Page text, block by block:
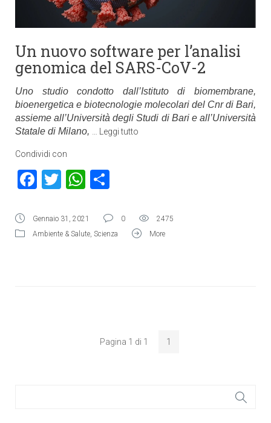
Un nuovo software per l’analisi
genomica del SARS-CoV-2
Uno studio condotto dall’Istituto di biomembrane,
bioenergetica e biotecnologie molecolari del Cnr di Bari,
assieme all’Università degli Studi di Bari e all’Università
Statale di Milano,
Leggi tutto
Condividi con
Facebook
TwitterWhatsApp
Gennaio 31, 2021 0
2475
Ambiente & Salute, Scienza More
Pagina 1 di 1 1